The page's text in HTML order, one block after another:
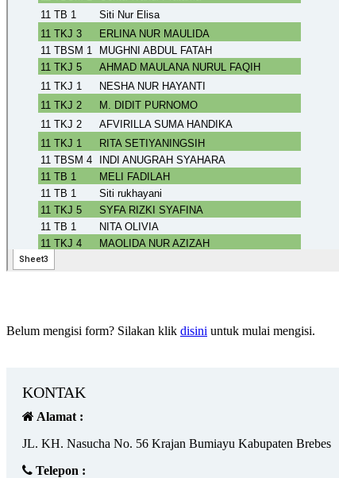
Belum mengisi form? Silakan klik disini untuk mulai mengisi.
KONTAK
Alamat :
JL. KH. Nasucha No. 56 Krajan Bumiayu Kabupaten Brebes
Telepon :